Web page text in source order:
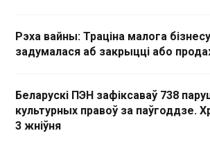
Рэха вайны: Траціна малога бізнесу
задумалася аб закрыцці або
Беларускі ПЭН зафіксаваў 738
культурных правоў за паўгоддзе.
3 жніўня